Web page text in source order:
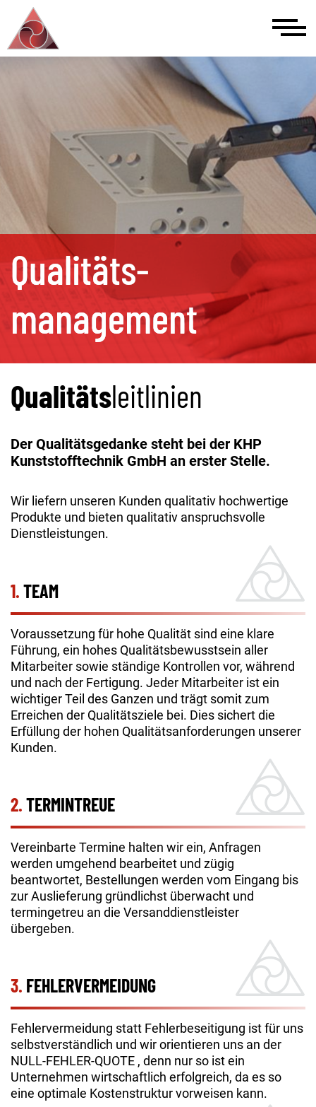
Qualitäts­
management
Qualitätsleitlinien
Der Qualitätsgedanke steht bei der KHP
Kunststofftechnik GmbH an erster Stelle.
Wir liefern unseren Kunden qualitativ hochwertige
Produkte und bieten qualitativ anspruchsvolle
Dienstleistungen.
1.TEAM
Voraussetzung für hohe Qualität sind eine klare
Führung, ein hohes Qualitätsbewusstsein aller
Mitarbeiter sowie ständige Kontrollen vor, während
und nach der Fertigung. Jeder Mitarbeiter ist ein
wichtiger Teil des Ganzen und trägt somit zum
Erreichen der Qualitätsziele bei. Dies sichert die
Erfüllung der hohen Qualitätsanforderungen unserer
Kunden.
2.TERMINTREUE
Vereinbarte Termine halten wir ein, Anfragen
werden umgehend bearbeitet und zügig
beantwortet, Bestellungen werden vom Eingang bis
zur Auslieferung gründlichst überwacht und
termingetreu an die Versanddienstleister
übergeben.
3. FEHLERVERMEIDUNG
Fehlervermeidung statt Fehlerbeseitigung ist für uns
selbstverständlich und wir orientieren uns an der
NULL-FEHLER-QUOTE , denn nur so ist ein
Unternehmen wirtschaftlich erfolgreich, da es so
eine optimale Kostenstruktur vorweisen kann.